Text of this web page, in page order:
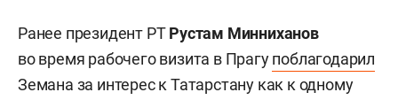
Ранее президент РТРустам Минниханов
во время рабочего визита в Прагупоблагодарил
Земана за интерес к Татарстану как к одному